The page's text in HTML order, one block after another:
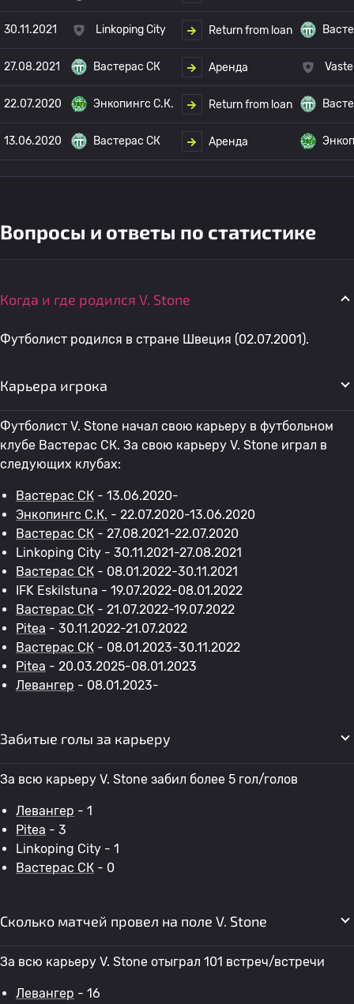
30.11.2021 Linkoping City Return from loan
27.08.2021 Вастерас СК Аренда
22.07.2020 Энкопингс С.К. Return from loan
13.06.2020 Вастерас СК Аренда
Вопросы и ответы по статистике
Когда и где родился V. Stone
Футболист родился в стране Швеция (02.07.2001).
Карьера игрока
Футболист V. Stone начал свою карьеру в футбольном
клубе Вастерас СК. За свою карьеру V. Stone играл в
следующих клубах:
Вастерас СК - 13.06.2020-
Энкопингс С.К. - 22.07.2020-13.06.2020
Вастерас СК - 27.08.2021-22.07.2020
Linkoping City - 30.11.2021-27.08.2021
Вастерас СК - 08.01.2022-30.11.2021
IFK Eskilstuna - 19.07.2022-08.01.2022
Вастерас СК - 21.07.2022-19.07.2022
Pitea - 30.11.2022-21.07.2022
Вастерас СК - 08.01.2023-30.11.2022
Pitea - 20.03.2025-08.01.2023
Левангер - 08.01.2023-
Забитые голы за карьеру
За всю карьеру V. Stone забил более 5 гол/голов
Левангер - 1
Pitea - 3
Linkoping City - 1
Вастерас СК - 0
Сколько матчей провел на поле V. Stone
За всю карьеру V. Stone отыграл 101 встреч/встречи
Левангер - 16